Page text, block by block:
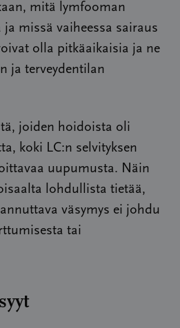
mitä lymfooman
missä vaiheessa sairaus
olla pitkäaikaisia ja ne
ja terveydentilan
joiden hoidoista oli
koki LC:n selvityksen
uupumusta. Näin
lohdullista tietää,
väsymys ei johdu
tai